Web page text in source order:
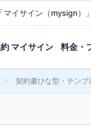
イサイン（mysign）」
マイサイン 料金・
契約書ひな型・テン